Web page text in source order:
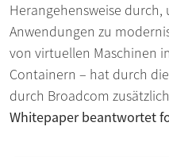
Herangehensweise durch,
Anwendungen zu
von virtuellen Maschinen
Containern – hat durch
durch Broadcom
Whitepaper beantwortet